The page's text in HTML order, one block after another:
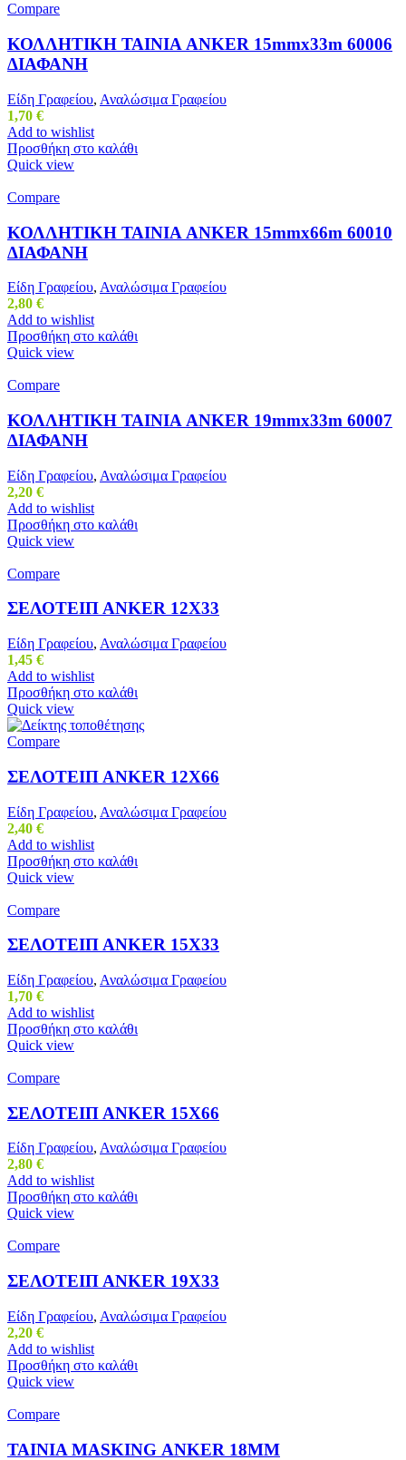
Compare
ΚΟΛΛΗΤΙΚΗ ΤΑΙΝΙΑ ANKER 15mmx33m 60006
ΔΙΑΦΑΝΗ
Είδη Γραφείου, Αναλώσιμα Γραφείου
1,70 €
Add to wishlist
Προσθήκη στο καλάθι
Quick view
Compare
ΚΟΛΛΗΤΙΚΗ ΤΑΙΝΙΑ ANKER 15mmx66m 60010
ΔΙΑΦΑΝΗ
Είδη Γραφείου, Αναλώσιμα Γραφείου
2,80 €
Add to wishlist
Προσθήκη στο καλάθι
Quick view
Compare
ΚΟΛΛΗΤΙΚΗ ΤΑΙΝΙΑ ANKER 19mmx33m 60007
ΔΙΑΦΑΝΗ
Είδη Γραφείου, Αναλώσιμα Γραφείου
2,20 €
Add to wishlist
Προσθήκη στο καλάθι
Quick view
Compare
ΣΕΛΟΤΕΙΠ ΑΝΚΕR 12Χ33
Είδη Γραφείου, Αναλώσιμα Γραφείου
1,45 €
Add to wishlist
Προσθήκη στο καλάθι
Quick view
Compare
ΣΕΛΟΤΕΙΠ ΑΝΚΕR 12Χ66
Είδη Γραφείου, Αναλώσιμα Γραφείου
2,40 €
Add to wishlist
Προσθήκη στο καλάθι
Quick view
Compare
ΣΕΛΟΤΕΙΠ ΑΝΚΕR 15Χ33
Είδη Γραφείου, Αναλώσιμα Γραφείου
1,70 €
Add to wishlist
Προσθήκη στο καλάθι
Quick view
Compare
ΣΕΛΟΤΕΙΠ ΑΝΚΕR 15Χ66
Είδη Γραφείου, Αναλώσιμα Γραφείου
2,80 €
Add to wishlist
Προσθήκη στο καλάθι
Quick view
Compare
ΣΕΛΟΤΕΙΠ ΑΝΚΕR 19Χ33
Είδη Γραφείου, Αναλώσιμα Γραφείου
2,20 €
Add to wishlist
Προσθήκη στο καλάθι
Quick view
Compare
ΤΑΙΝΙΑ ΜΑSΚΙΝG ΑΝΚΕR 18ΜΜ